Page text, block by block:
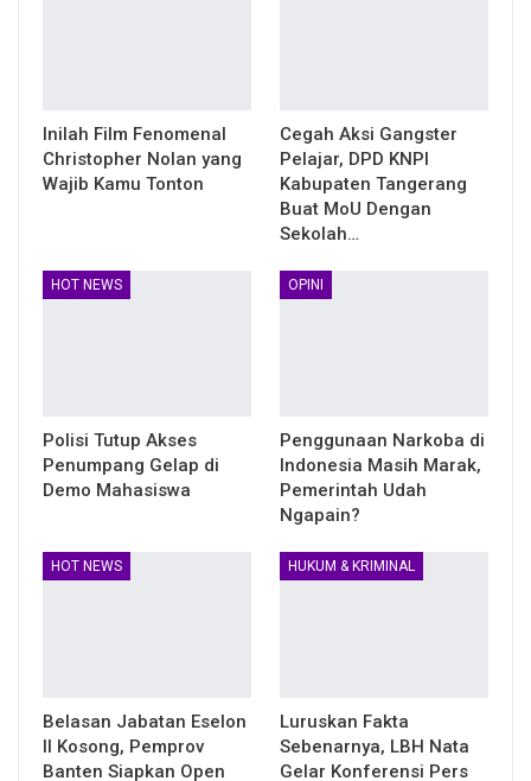
Inilah Film Fenomenal
Christopher Nolan yang
Wajib Kamu Tonton
Cegah Aksi Gangster
Pelajar, DPD KNPI
Kabupaten Tangerang
Buat MoU Dengan
Sekolah…
HOT NEWS
Polisi Tutup Akses
Penumpang Gelap di
Demo Mahasiswa
OPINI
Penggunaan Narkoba di
Indonesia Masih Marak,
Pemerintah Udah
Ngapain?
HOT NEWS
Belasan Jabatan Eselon
II Kosong, Pemprov
Banten Siapkan Open
HUKUM & KRIMINAL
Luruskan Fakta
Sebenarnya, LBH Nata
Gelar Konferensi Pers